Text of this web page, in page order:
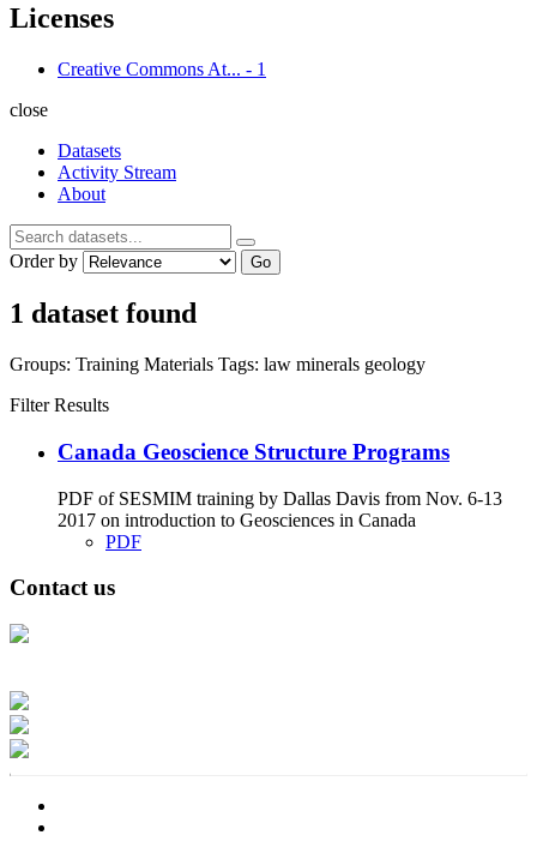
Licenses
Creative Commons At... - 1
close
Datasets
Activity Stream
About
Order by Go
1 dataset found
Groups: Training Materials Tags: law minerals geology
Filter Results
Canada Geoscience Structure Programs
PDF of SESMIM training by Dallas Davis from Nov. 6-13
2017 on introduction to Geosciences in Canada
PDF
Contact us